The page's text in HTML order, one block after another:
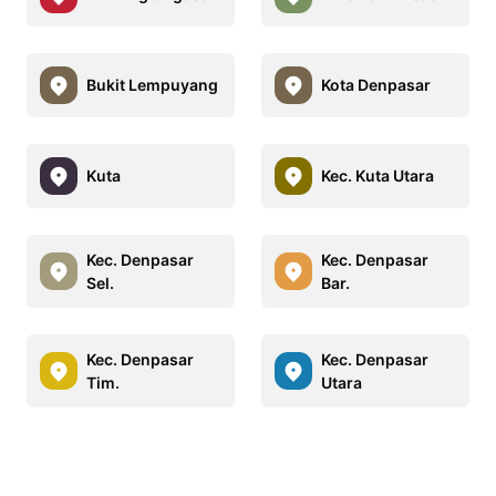
Bukit Lempuyang Kota Denpasar
Kuta Kec. Kuta Utara
Kec. Denpasar
Sel.
Kec. Denpasar
Bar.
Kec. Denpasar
Tim.
Kec. Denpasar
Utara